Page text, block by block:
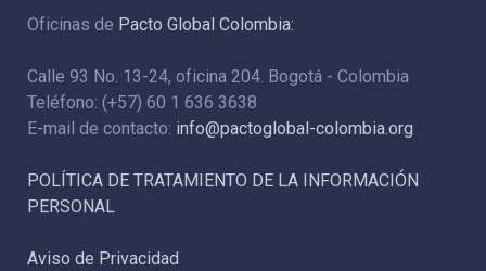
Oficinas de Pacto Global Colombia:
Calle 93 No. 13-24, oficina 204. Bogotá - Colombia
Teléfono: (+57) 60 1 636 3638
E-mail de contacto: info@pactoglobal-colombia.org
POLÍTICA DE TRATAMIENTO DE LA INFORMACIÓN
PERSONAL
Aviso de Privacidad